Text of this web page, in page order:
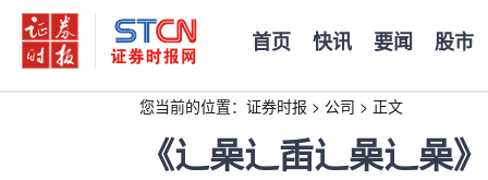
首页 快讯 要闻 股市
您当前的位置： 证券时报 > 公司 > 正文
《辶喿辶臿辶喿辶喿》